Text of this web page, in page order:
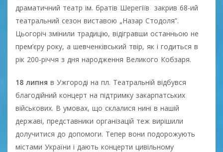
драматичний театр ім. братів Шерегіїв закрив 68-ий
театральний сезон виставою „Назар Стодоля”.
Цьогоріч змінили традицію, відігравши останньою не
прем’єру року, а шевченківський твір, як і годиться в
рік 200-річчя з дня народження Великого Кобзаря.
18 липня в Ужгороді на пл. Театральній відбувся
благодійний концерт на підтримку закарпатських
військових. В умовах, що склалися нині в нашій
державі, представники організацій теж вирішили
долучитися до допомоги. Тепер вони подорожують
містами України і дають концерти цивільному